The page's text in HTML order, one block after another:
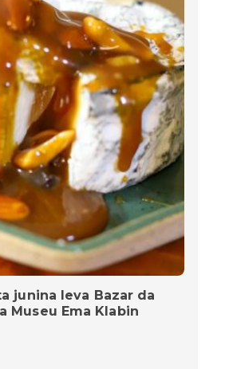
junina leva Bazar da
Museu Ema Klabin